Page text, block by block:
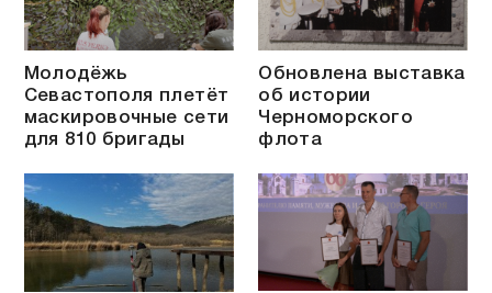
Молодёжь
Севастополя плетёт
маскировочные сети
для 810 бригады
Обновлена выставка
об истории
Черноморского
флота